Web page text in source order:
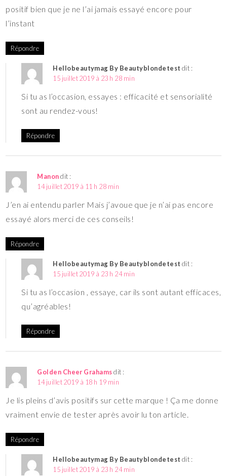
positif bien que je ne l’ai jamais essayé encore pour
l’instant
Répondre
Hellobeautymag By Beautyblondetest dit :
15 juillet 2019 à 23 h 28 min
Si tu as l’occasion, essayes : efficacité et sensorialité
sont au rendez-vous!
Répondre
Manondit :
14 juillet 2019 à 11 h 28 min
J’en ai entendu parler Mais j’avoue que je n’ai pas encore
essayé alors merci de ces conseils!
Répondre
Hellobeautymag By Beautyblondetest dit :
15 juillet 2019 à 23 h 24 min
Si tu as l’occasion , essaye, car ils sont autant efficaces,
qu’agréables!
Répondre
Golden Cheer Grahams dit :
14 juillet 2019 à 18 h 19 min
Je lis pleins d’avis positifs sur cette marque ! Ça me donne
vraiment envie de tester après avoir lu ton article.
Répondre
Hellobeautymag By Beautyblondetest dit :
15 juillet 2019 à 23 h 24 min